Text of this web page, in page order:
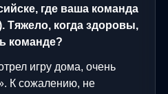
где ваша команда
Тяжело, когда здоровы,
команде?
игру дома, очень
К сожалению, не